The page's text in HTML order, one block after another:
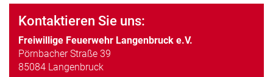
Kontaktieren Sie uns:
Freiwillige Feuerwehr Langenbruck e.V.
Pörnbacher Straße 39
85084 Langenbruck